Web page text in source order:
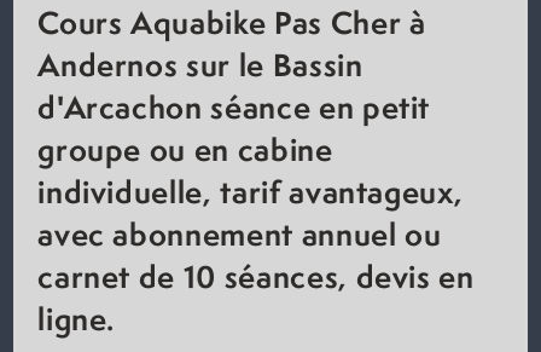
Cours Aquabike Pas Cher à
Andernos sur le Bassin
d'Arcachon séance en petit
groupe ou en cabine
individuelle, tarif avantageux,
avec abonnement annuel ou
carnet de 10 séances, devis en
ligne.